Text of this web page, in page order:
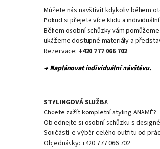
Můžete nás navštívit kdykoliv během
Pokud si přejete více klidu a
Během osobní schůzky vám
ukážeme dostupné materiály a
Rezervace: +420 777 066 702
→ Naplánovat individuální návštěvu.
STYLINGOVÁ SLUŽBA
Chcete zažít kompletní styling ANAMÉ?
Objednejte si osobní schůzku s
Součástí je výběr celého outfitu od
Objednávky: +420 777 066 702